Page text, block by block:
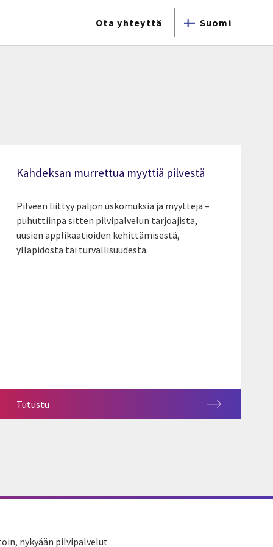
Ota yhteyttä Suomi
Kahdeksan murrettua myyttiä pilvestä
Pilveen liittyy paljon uskomuksia ja myyttejä –
puhuttiinpa sitten pilvipalvelun tarjoajista,
uusien applikaatioiden kehittämisestä,
ylläpidosta tai turvallisuudesta.
Tutustu
nykyään pilvipalvelut